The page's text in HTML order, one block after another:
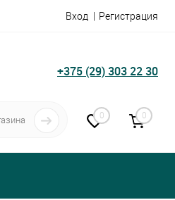
Вход Регистрация
+375 (29) 303 22 30
0 0